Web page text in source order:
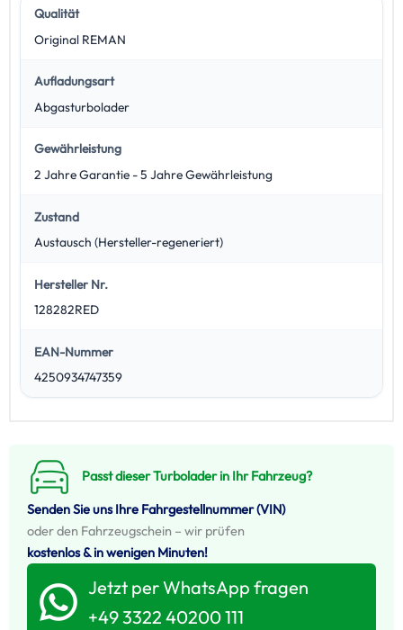
Qualität
Original REMAN
Aufladungsart
Abgasturbolader
Gewährleistung
2 Jahre Garantie - 5 Jahre Gewährleistung
Zustand
Austausch (Hersteller-regeneriert)
Hersteller Nr.
128282RED
EAN-Nummer
4250934747359
Passt dieser Turbolader in Ihr Fahrzeug?
Senden Sie uns Ihre Fahrgestellnummer (VIN)
oder den Fahrzeugschein – wir prüfen
kostenlos & in wenigen Minuten!
Jetzt per WhatsApp fragen
+49 3322 40200 111